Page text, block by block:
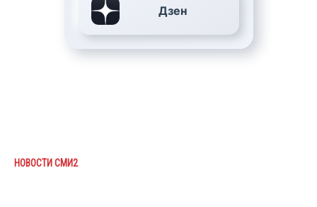
Дзен
НОВОСТИ СМИ2